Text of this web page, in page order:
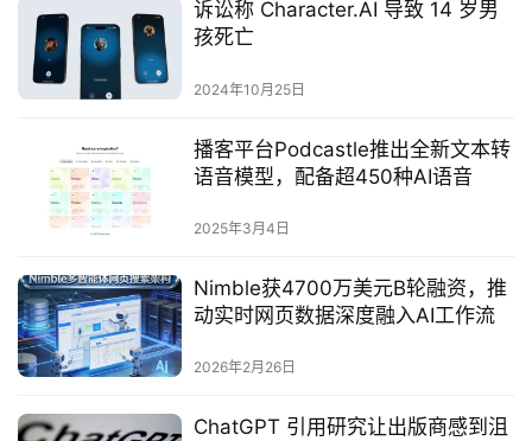
诉讼称 Character.AI 导致 14 岁男
孩死亡
2024年10月25日
播客平台Podcastle推出全新文本转
语音模型，配备超450种AI语音‌
2025年3月4日
Nimble获4700万美元B轮融资，推
动实时网页数据深度融入AI工作流
2026年2月26日
ChatGPT 引用研究让出版商感到沮